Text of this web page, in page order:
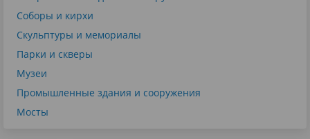
Соборы и кирхи
Скульптуры и мемориалы
Парки и скверы
Музеи
Промышленные здания и сооружения
Мосты